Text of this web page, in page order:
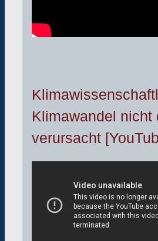
Klimawandel nicht
verursacht